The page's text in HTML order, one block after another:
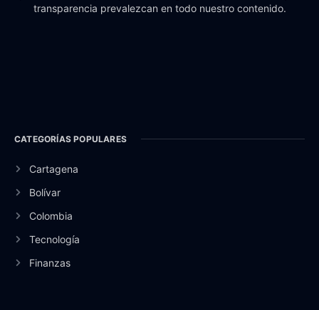
transparencia prevalezcan en todo nuestro contenido.
CATEGORÍAS POPULARES
Cartagena
Bolívar
Colombia
Tecnología
Finanzas